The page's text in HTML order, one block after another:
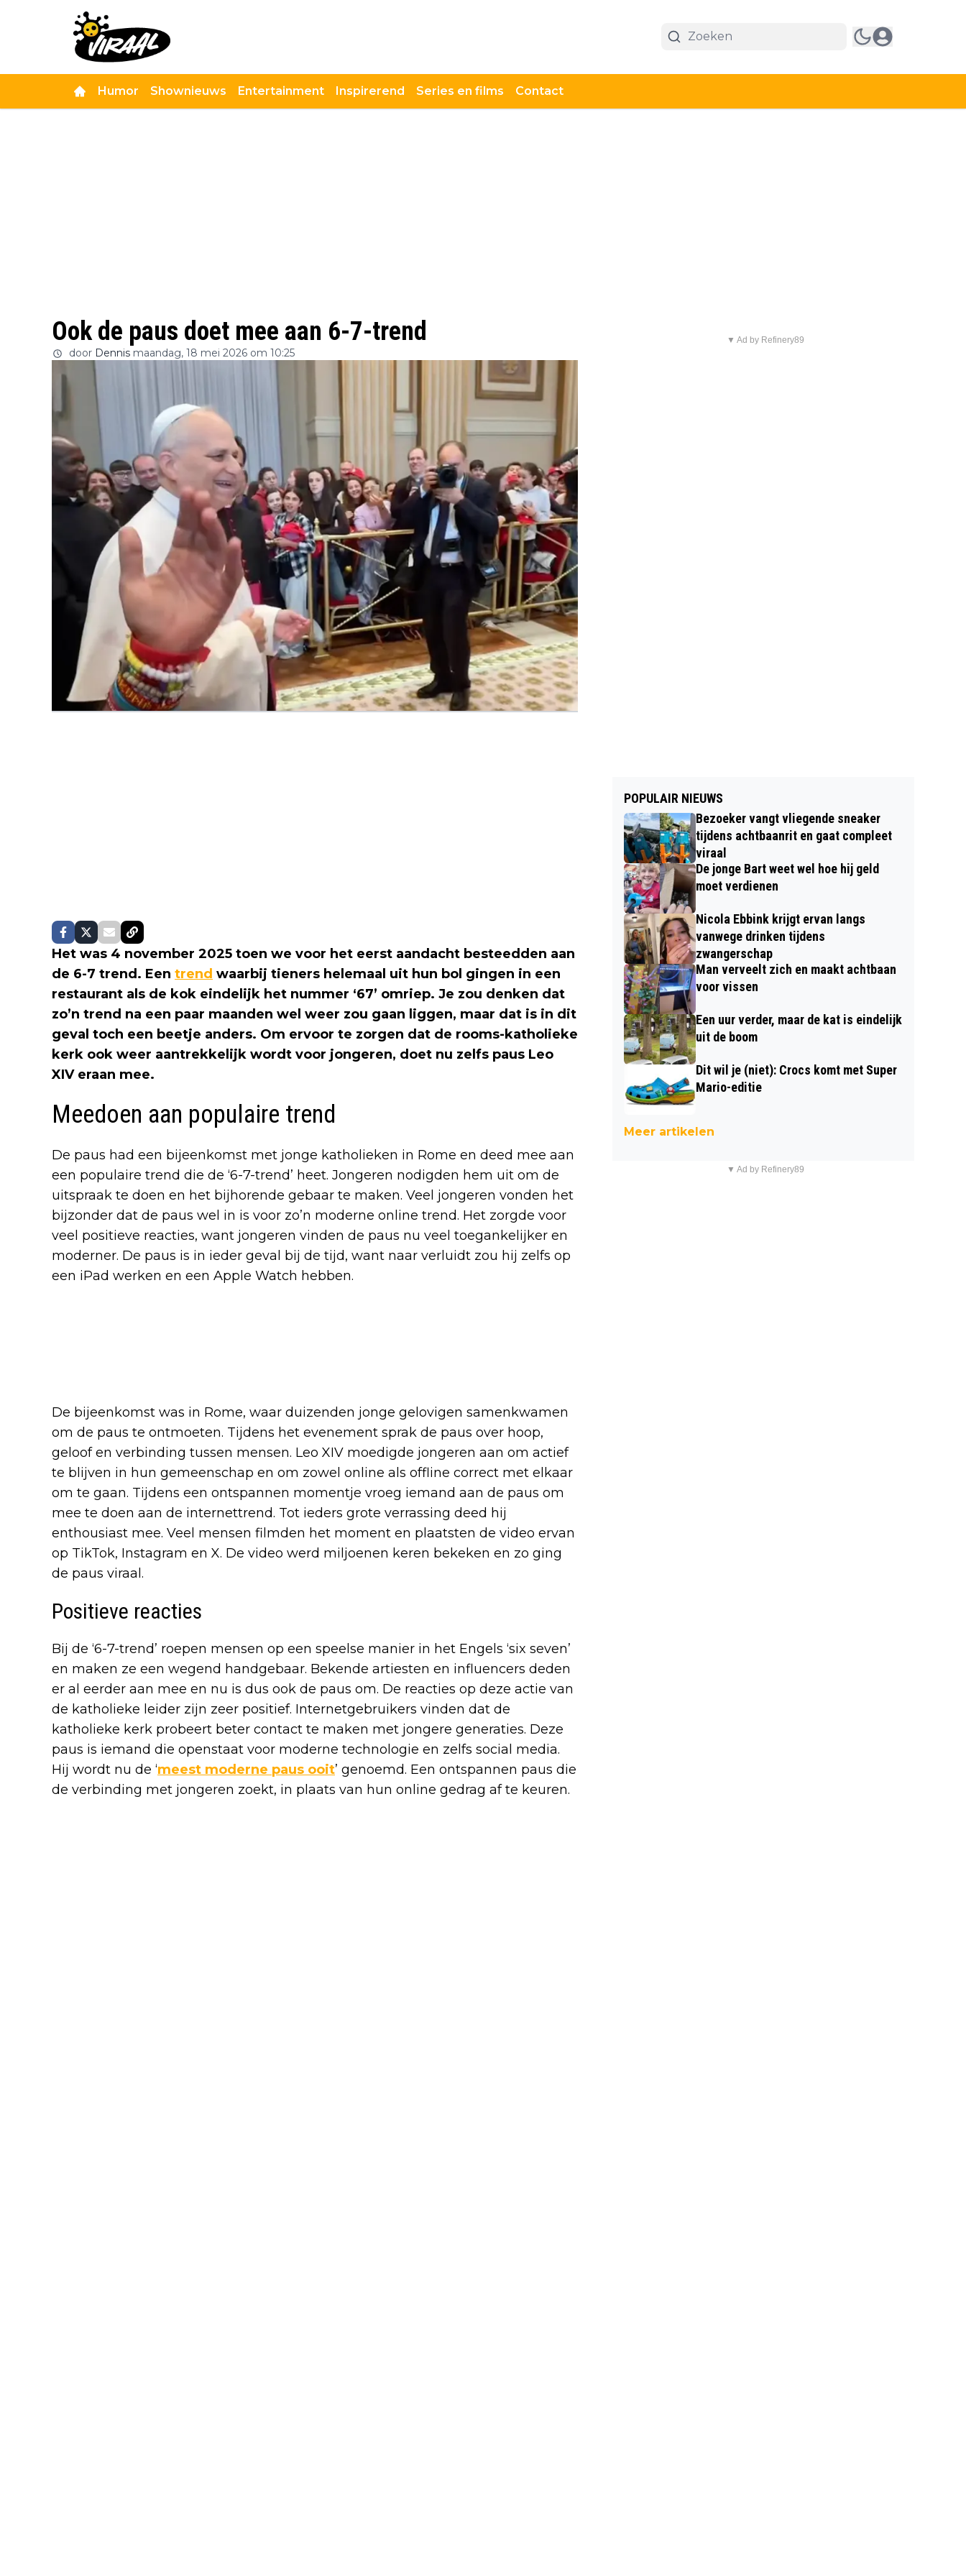
Humor Shownieuws Entertainment Inspirerend Series en films Contact
Ook de paus doet mee aan 6-7-trend
door Dennis maandag, 18 mei 2026 om 10:25
Het was 4 november 2025 toen we voor het eerst aandacht besteedden aan
de 6-7 trend. Een trend waarbij tieners helemaal uit hun bol gingen in een
restaurant als de kok eindelijk het nummer ‘67’ omriep. Je zou denken dat
zo’n trend na een paar maanden wel weer zou gaan liggen, maar dat is in dit
geval toch een beetje anders. Om ervoor te zorgen dat de rooms-katholieke
kerk ook weer aantrekkelijk wordt voor jongeren, doet nu zelfs paus Leo
XIV eraan mee.
Meedoen aan populaire trend
De paus had een bijeenkomst met jonge katholieken in Rome en deed mee aan
een populaire trend die de ‘6-7-trend’ heet. Jongeren nodigden hem uit om de
uitspraak te doen en het bijhorende gebaar te maken. Veel jongeren vonden het
bijzonder dat de paus wel in is voor zo’n moderne online trend. Het zorgde voor
veel positieve reacties, want jongeren vinden de paus nu veel toegankelijker en
moderner. De paus is in ieder geval bij de tijd, want naar verluidt zou hij zelfs op
een iPad werken en een Apple Watch hebben.
De bijeenkomst was in Rome, waar duizenden jonge gelovigen samenkwamen
om de paus te ontmoeten. Tijdens het evenement sprak de paus over hoop,
geloof en verbinding tussen mensen. Leo XIV moedigde jongeren aan om actief
te blijven in hun gemeenschap en om zowel online als offline correct met elkaar
om te gaan. Tijdens een ontspannen momentje vroeg iemand aan de paus om
mee te doen aan de internettrend. Tot ieders grote verrassing deed hij
enthousiast mee. Veel mensen filmden het moment en plaatsten de video ervan
op TikTok, Instagram en X. De video werd miljoenen keren bekeken en zo ging
de paus viraal.
Positieve reacties
Bij de ‘6-7-trend’ roepen mensen op een speelse manier in het Engels ‘six seven’
en maken ze een wegend handgebaar. Bekende artiesten en influencers deden
er al eerder aan mee en nu is dus ook de paus om. De reacties op deze actie van
de katholieke leider zijn zeer positief. Internetgebruikers vinden dat de
katholieke kerk probeert beter contact te maken met jongere generaties. Deze
paus is iemand die openstaat voor moderne technologie en zelfs social media.
Hij wordt nu de ‘meest moderne paus ooit’ genoemd. Een ontspannen paus die
de verbinding met jongeren zoekt, in plaats van hun online gedrag af te keuren.
▼ Ad by Refinery89
POPULAIR NIEUWS
Bezoeker vangt vliegende sneaker
tijdens achtbaanrit en gaat compleet
viraal
De jonge Bart weet wel hoe hij geld
moet verdienen
Nicola Ebbink krijgt ervan langs
vanwege drinken tijdens
zwangerschap
Man verveelt zich en maakt achtbaan
voor vissen
Een uur verder, maar de kat is eindelijk
uit de boom
Dit wil je (niet): Crocs komt met Super
Mario-editie
Meer artikelen
▼ Ad by Refinery89